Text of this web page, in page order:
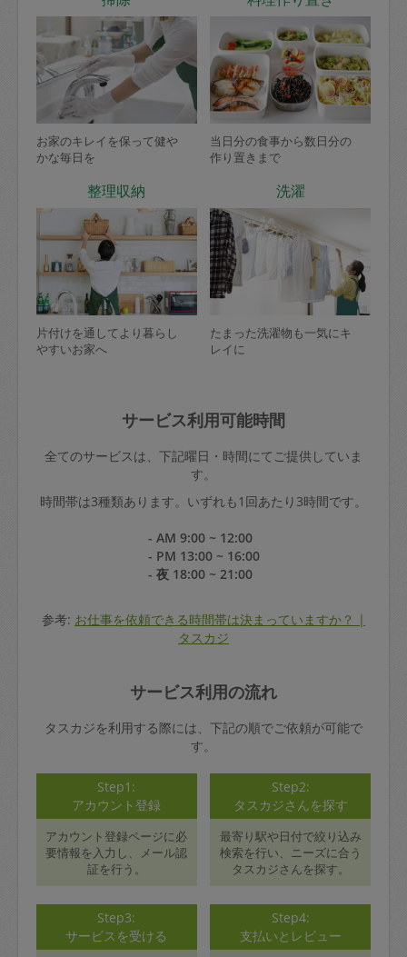
お家のキレイを保って健や
かな毎日を
当日分の食事から数日分の
作り置きまで
整理収納
片付けを通してより暮らし
やすいお家へ
洗濯
たまった洗濯物も一気にキ
レイに
サービス利用可能時間
全てのサービスは、下記曜日・時間にてご提供していま
す。
時間帯は3種類あります。いずれも1回あたり3時間です。
- AM 9:00 ~ 12:00
- PM 13:00 ~ 16:00
- 夜 18:00 ~ 21:00
参考: お仕事を依頼できる時間帯は決まっていますか？ |
タスカジ
サービス利用の流れ
タスカジを利用する際には、下記の順でご依頼が可能で
す。
Step1:
アカウント登録
アカウント登録ページに必
要情報を入力し、メール認
証を行う。
Step2:
タスカジさんを探す
最寄り駅や日付で絞り込み
検索を行い、ニーズに合う
タスカジさんを探す。
Step3:
サービスを受ける
Step4:
支払いとレビュー